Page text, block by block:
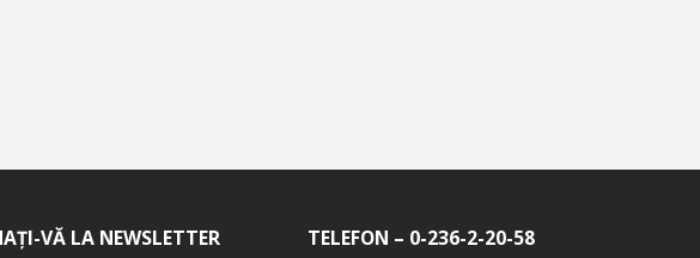
VĂ LA NEWSLETTER TELEFON – 0-236-2-20-58